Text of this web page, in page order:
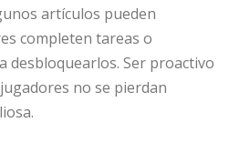
artículos pueden
completen tareas o
desbloquearlos. Ser proactivo
no se pierdan